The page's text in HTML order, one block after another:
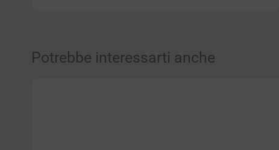
Potrebbe interessarti anche